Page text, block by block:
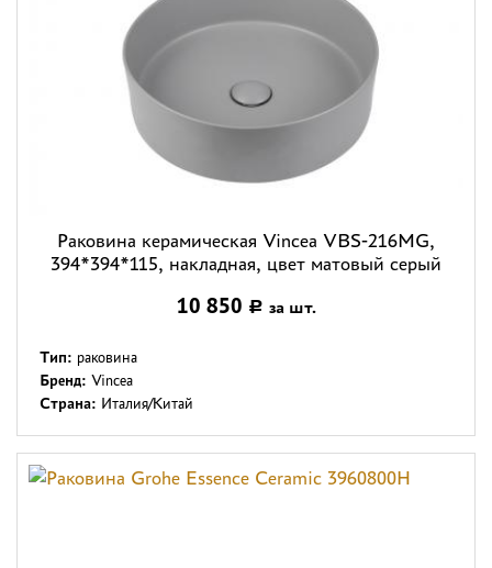
Раковина керамическая Vincea VBS-216MG,
394*394*115, накладная, цвет матовый серый
10 850 Р за шт.
Тип: раковина
Бренд: Vincea
Страна: Италия/Китай